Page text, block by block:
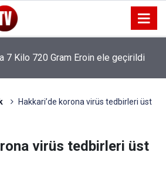
7 Kilo 720 Gram Eroin ele geçirildi
Hakkari’de korona virüs tedbirleri üst
virüs tedbirleri üst